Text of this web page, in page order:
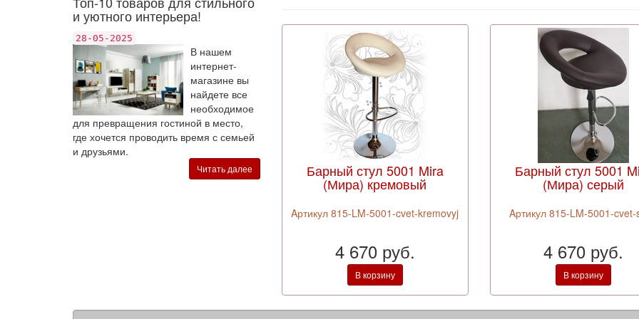
и уютного интерьера!
28-05-2025
В нашем
интернет-
магазине вы
найдете все
необходимое
для превращения гостиной в место,
где хочется проводить время с семьей
и друзьями.
Читать далее Барный стул 5001 Mira
(Мира) кремовый
Aртикул 815-LM-5001-cvet-kremovyj
4 670 руб.
В корзину
Барный стул 5001
(Мира) серый
Aртикул 815-LM-5001-
4 670 руб.
В корзину